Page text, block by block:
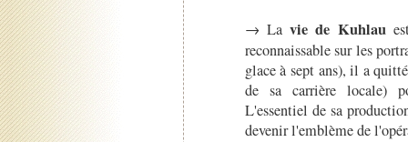
→ Lavie de Kuhlau
reconnaissable sur les
glace à sept ans), il a
de sa carrière locale)
L'essentiel de sa
devenir l'emblème de